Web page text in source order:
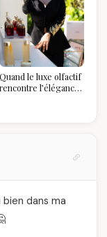
Quand le luxe olfactif
rencontre l’élégance
dans ma